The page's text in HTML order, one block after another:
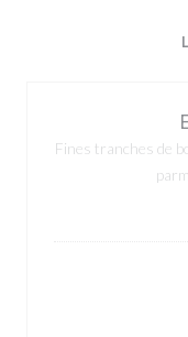
Fines tranches de